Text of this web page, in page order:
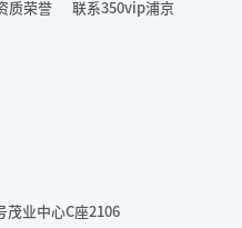
质荣誉
联系350vip浦京
茂业中心C座2106